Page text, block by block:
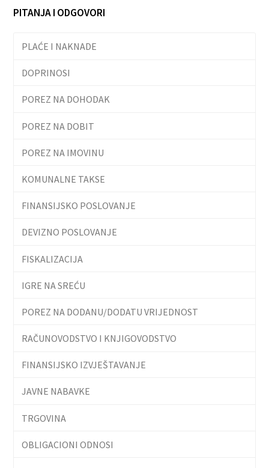
PITANJA I ODGOVORI
PLAĆE I NAKNADE
DOPRINOSI
POREZ NA DOHODAK
POREZ NA DOBIT
POREZ NA IMOVINU
KOMUNALNE TAKSE
FINANSIJSKO POSLOVANJE
DEVIZNO POSLOVANJE
FISKALIZACIJA
IGRE NA SREĆU
POREZ NA DODANU/DODATU VRIJEDNOST
RAČUNOVODSTVO I KNJIGOVODSTVO
FINANSIJSKO IZVJEŠTAVANJE
JAVNE NABAVKE
TRGOVINA
OBLIGACIONI ODNOSI